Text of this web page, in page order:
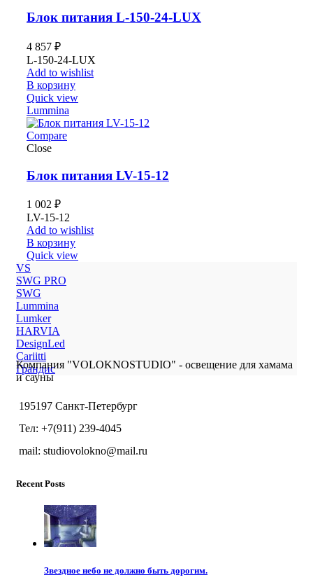
Блок питания L-150-24-LUX
4 857 ₽
L-150-24-LUX
Add to wishlist
В корзину
Quick view
Lummina
Compare
Close
Блок питания LV-15-12
1 002 ₽
LV-15-12
Add to wishlist
В корзину
Quick view
VS
SWG PRO
SWG
Lummina
Lumker
HARVIA
DesignLed
Cariitti
Грандис
Компания "VOLOKNOSTUDIO" - освещение для хамама
и сауны
195197 Санкт-Петербург
Тел: +7(911) 239-4045
mail: studiovolokno@mail.ru
Recent Posts
Звездное небо не должно быть дорогим.